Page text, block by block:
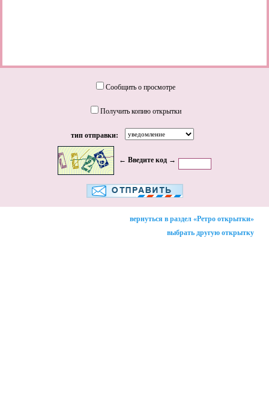
Сообщить о просмотре
Получить копию открытки
тип отправки:
← Введите код →
вернуться в раздел «Ретро открытки»
выбрать другую открытку